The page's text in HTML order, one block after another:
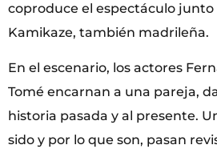
coproduce el espectáculo junto
Kamikaze, también madrileña.
En el escenario, los actores
Tomé encarnan a una pareja,
historia pasada y al presente.
sido y por lo que son, pasan